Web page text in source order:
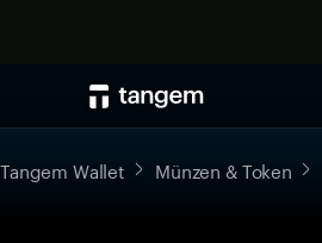
Tangem Wallet Münzen & Token